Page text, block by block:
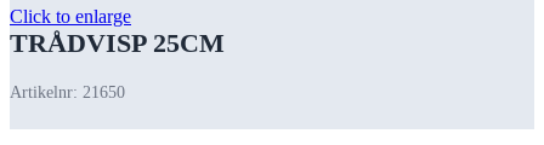
Click to enlarge
TRÅDVISP 25CM
Artikelnr: 21650